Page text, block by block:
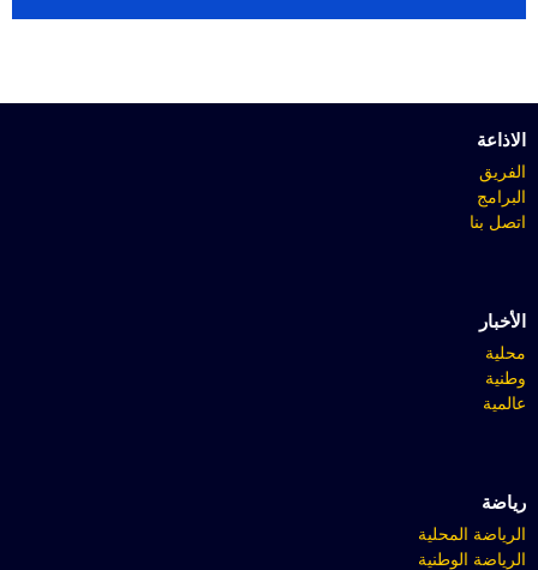
الاذاعة
الفريق
البرامج
اتصل بنا
الأخبار
محلية
وطنية
عالمية
رياضة
الرياضة المحلية
الرياضة الوطنية